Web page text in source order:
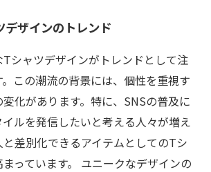
ザインのトレンド
シャツデザインがトレンドとして注
この潮流の背景には、個性を重視す
化があります。特に、SNSの普及に
ルを発信したいと考える人々が増え
差別化できるアイテムとしてのTシ
っています。 ユニークなデザインの